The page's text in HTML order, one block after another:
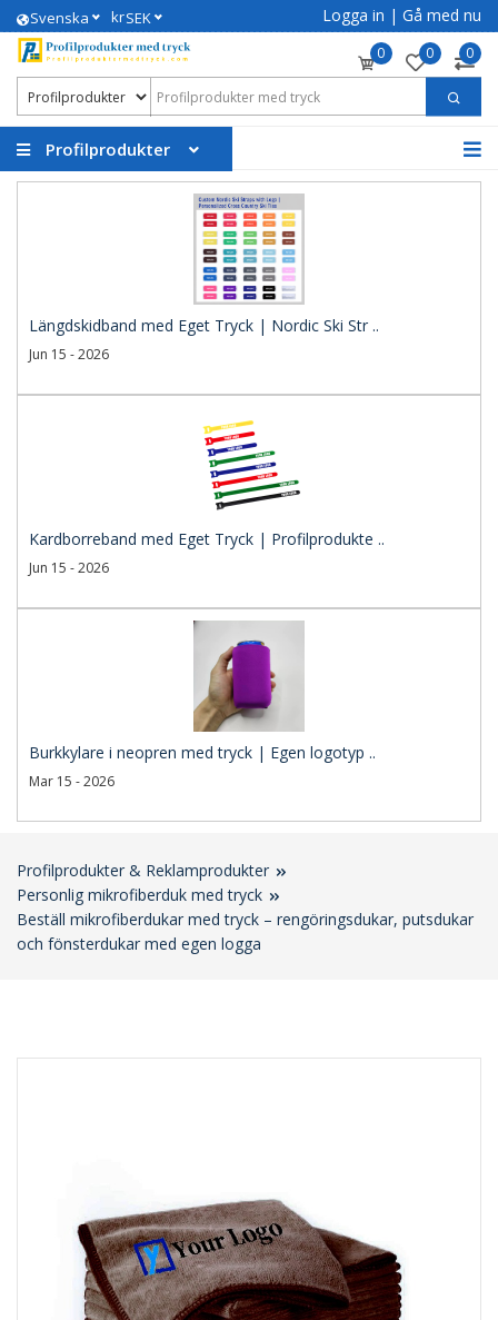
Svenska krSEK Logga in | Gå med nu
0 0 0
Profilprodukter
Längdskidband med Eget Tryck | Nordic Ski Str ..
Jun 15 - 2026
Kardborreband med Eget Tryck | Profilprodukte ..
Jun 15 - 2026
Burkkylare i neopren med tryck | Egen logotyp ..
Mar 15 - 2026
Profilprodukter & Reklamprodukter
Personlig mikrofiberduk med tryck
Beställ mikrofiberdukar med tryck – rengöringsdukar, putsdukar
och fönsterdukar med egen logga